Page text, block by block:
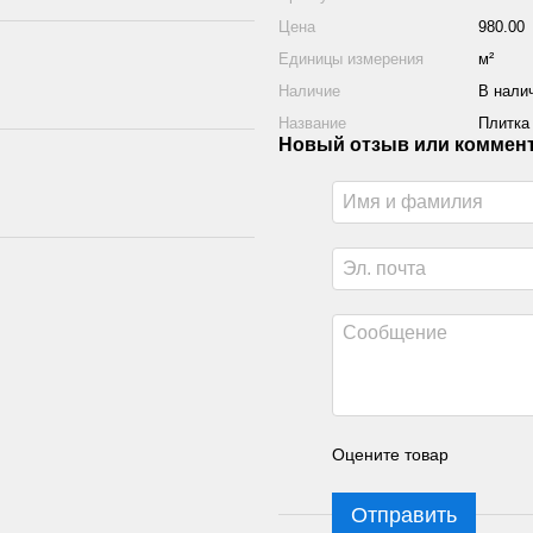
Цена
980.00
Единицы измерения
м²
Наличие
В
Название
Новый отзыв или
Оцените товар
Отправить